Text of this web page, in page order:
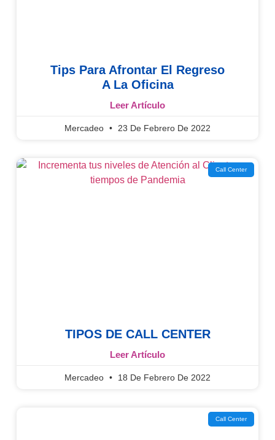
Tips Para Afrontar El Regreso
A La Oficina
Leer Artículo
Mercadeo 23 De Febrero De 2022
Call Center
TIPOS DE CALL CENTER
Leer Artículo
Mercadeo 18 De Febrero De 2022
Call Center